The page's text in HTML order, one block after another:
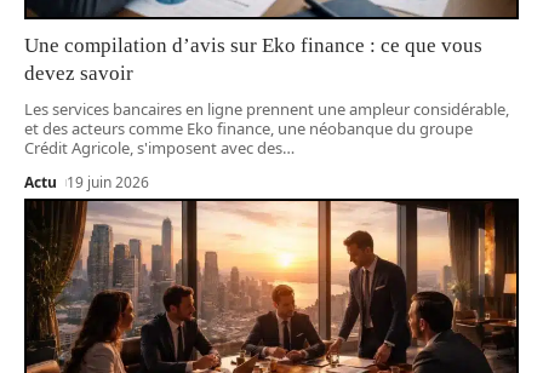
Une compilation d’avis sur Eko finance : ce que vous
devez savoir
Les services bancaires en ligne prennent une ampleur considérable,
et des acteurs comme Eko finance, une néobanque du groupe
Crédit Agricole, s'imposent avec des…
Actu 19 juin 2026